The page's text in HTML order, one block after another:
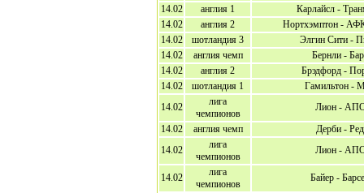
14.02
англия 1
Карлайсл -
14.02
англия 2
Нортхэмптон -
14.02
шотландия 3
Элгин Сити -
14.02
англия чемп
Бернли -
14.02
англия 2
Брэдфорд -
14.02
шотландия 1
Гамильтон -
14.02
лига
чемпионов
Лион -
14.02
англия чемп
Дерби -
14.02
лига
чемпионов
Лион -
14.02
лига
чемпионов
Байер -